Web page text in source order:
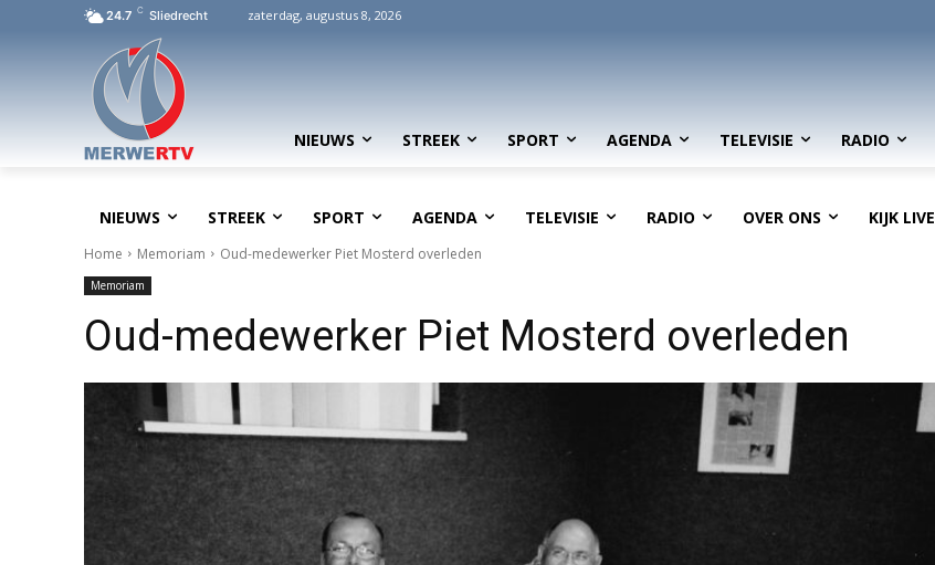
24.7 C Sliedrecht zaterdag, augustus 8, 2026
NIEUWS STREEK SPORT AGENDA TELEVISIE RADIO
NIEUWS STREEK SPORT AGENDA TELEVISIE RADIO OVER ONS KIJK LIVE
Home Memoriam Oud-medewerker Piet Mosterd overleden
Memoriam
Oud-medewerker Piet Mosterd overleden